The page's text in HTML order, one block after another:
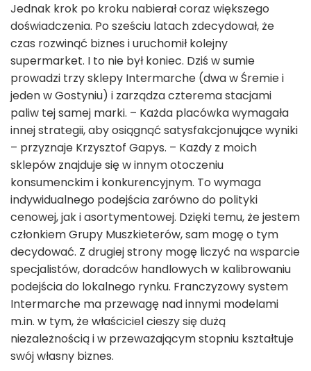
Jednak krok po kroku nabierał coraz większego
doświadczenia. Po sześciu latach zdecydował, że
czas rozwinąć biznes i uruchomił kolejny
supermarket. I to nie był koniec. Dziś w sumie
prowadzi trzy sklepy Intermarche (dwa w Śremie i
jeden w Gostyniu) i zarządza czterema stacjami
paliw tej samej marki. – Każda placówka wymagała
innej strategii, aby osiągnąć satysfakcjonujące wyniki
– przyznaje Krzysztof Gapys. – Każdy z moich
sklepów znajduje się w innym otoczeniu
konsumenckim i konkurencyjnym. To wymaga
indywidualnego podejścia zarówno do polityki
cenowej, jak i asortymentowej. Dzięki temu, że jestem
członkiem Grupy Muszkieterów, sam mogę o tym
decydować. Z drugiej strony mogę liczyć na wsparcie
specjalistów, doradców handlowych w kalibrowaniu
podejścia do lokalnego rynku. Franczyzowy system
Intermarche ma przewagę nad innymi modelami
m.in. w tym, że właściciel cieszy się dużą
niezależnością i w przeważającym stopniu kształtuje
swój własny biznes.